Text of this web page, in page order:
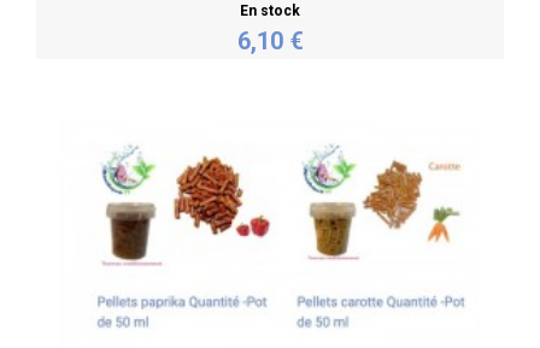
Acheter
En stock
6,10 €